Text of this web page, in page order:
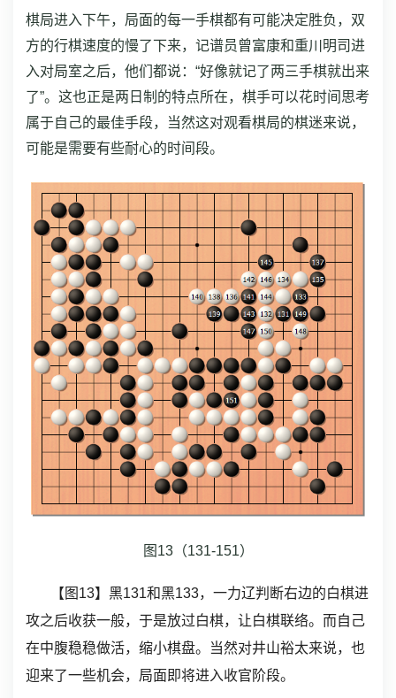
棋局进入下午，局面的每一手棋都有可能决定胜负，双
方的行棋速度的慢了下来，记谱员曾富康和重川明司进
入对局室之后，他们都说：“好像就记了两三手棋就出来
了”。这也正是两日制的特点所在，棋手可以花时间思考
属于自己的最佳手段，当然这对观看棋局的棋迷来说，
可能是需要有些耐心的时间段。
图13（131-151）
【图13】黑131和黑133，一力辽判断右边的白棋进
攻之后收获一般，于是放过白棋，让白棋联络。而自己
在中腹稳稳做活，缩小棋盘。当然对井山裕太来说，也
迎来了一些机会，局面即将进入收官阶段。